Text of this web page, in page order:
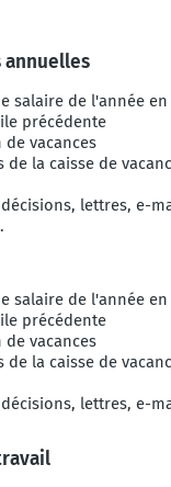
annuelles
salaire de l'année
précédente
vacances
de la caisse de
lettres, e-
salaire de l'année
précédente
vacances
de la caisse de
lettres, e-